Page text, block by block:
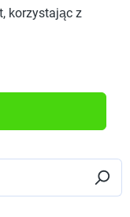
korzystając z